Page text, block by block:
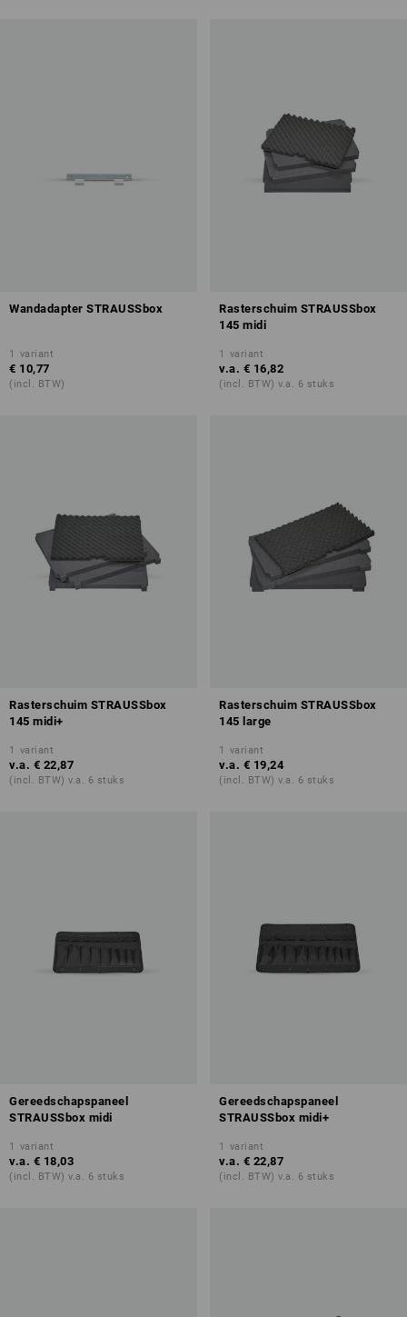
Wandadapter STRAUSSbox
1 variant
€ 10,77
(incl. BTW)
Rasterschuim STRAUSSbox
145 midi
1 variant
v.a. € 16,82
(incl. BTW) v.a. 6 stuks
Rasterschuim STRAUSSbox
145 midi+
1 variant
v.a. € 22,87
(incl. BTW) v.a. 6 stuks
Rasterschuim STRAUSSbox
145 large
1 variant
v.a. € 19,24
(incl. BTW) v.a. 6 stuks
Gereedschapspaneel
STRAUSSbox midi
1 variant
v.a. € 18,03
(incl. BTW) v.a. 6 stuks
Gereedschapspaneel
STRAUSSbox midi+
1 variant
v.a. € 22,87
(incl. BTW) v.a. 6 stuks